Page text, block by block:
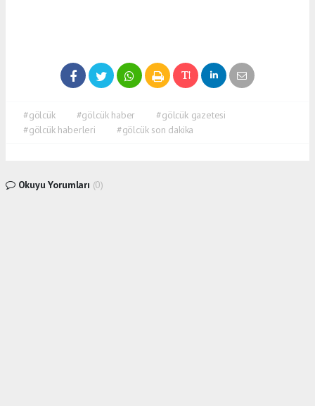
#gölcük #gölcük haber
#gölcük gazetesi
#gölcük haberleri
#gölcük son dakika
Okuyu Yorumları (0)